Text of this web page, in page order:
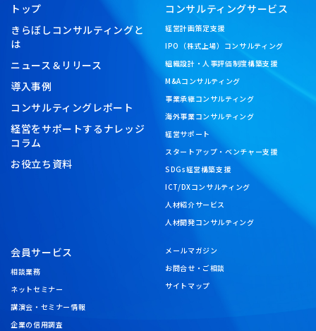
トップ
きらぼしコンサルティングと
は
ニュース＆リリース
導入事例
コンサルティングレポート
経営をサポートするナレッジ
コラム
お役立ち資料
コンサルティングサービス
経営計画策定支援
IPO（株式上場）コンサルティング
組織設計・人事評価制度構築支援
M&Aコンサルティング
事業承継コンサルティング
海外事業コンサルティング
経営サポート
スタートアップ・ベンチャー支援
SDGs経営構築支援
ICT/DXコンサルティング
人材紹介サービス
人材開発コンサルティング
会員サービス
相談業務
ネットセミナー
講演会・セミナー情報
企業の信用調査
メールマガジン
お問合せ・ご相談
サイトマップ